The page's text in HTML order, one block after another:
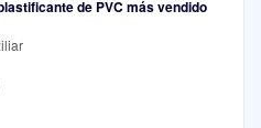
de PVC más vendido